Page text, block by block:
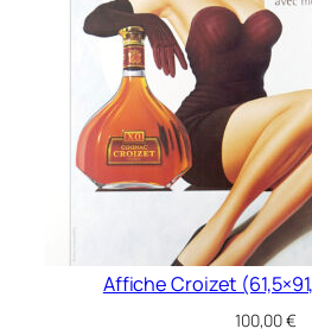
Affiche Croizet
100,00€